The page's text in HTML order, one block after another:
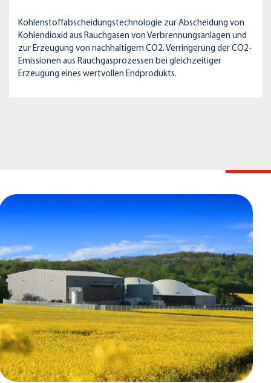
Kohlenstoffabscheidungstechnologie zur Abscheidung von
Kohlendioxid aus Rauchgasen von Verbrennungsanlagen und
zur Erzeugung von nachhaltigem CO2. Verringerung der CO2-
Emissionen aus Rauchgasprozessen bei gleichzeitiger
Erzeugung eines wertvollen Endprodukts.